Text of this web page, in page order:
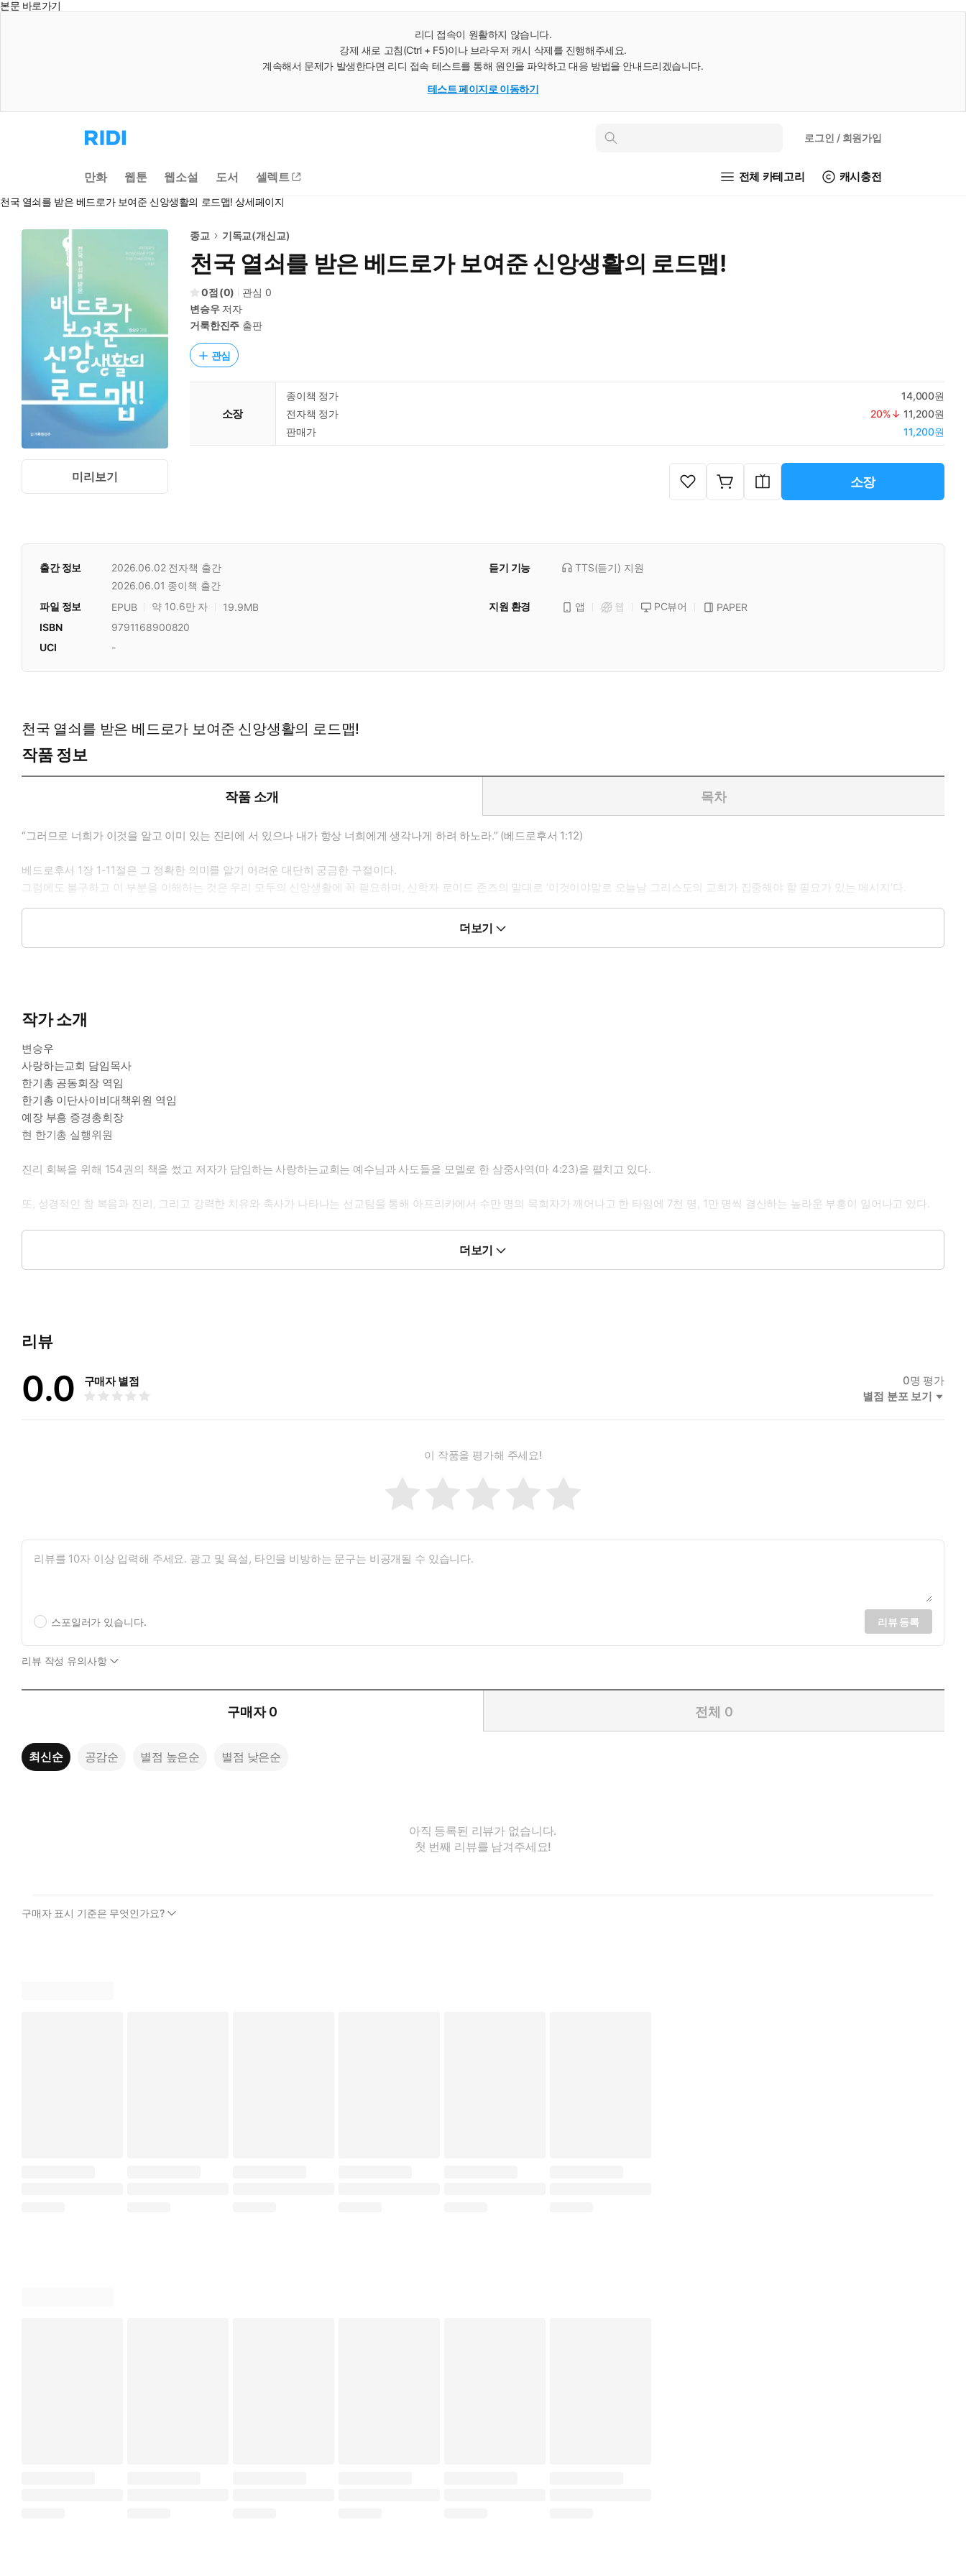
본문 바로가기
리디 접속이 원활하지 않습니다.
강제 새로 고침(Ctrl + F5)이나 브라우저 캐시 삭제를 진행해주세요.
계속해서 문제가 발생한다면 리디 접속 테스트를 통해 원인을 파악하고 대응 방법을 안내드리겠습니다.
테스트 페이지로 이동하기
리
디
으
로
동
인
로그인 / 회원가입
만화 웹툰 웹소설 도서 셀렉트 전체 카테고리 캐시충전
천국 열쇠를 받은 베드로가 보여준 신앙생활의 로드맵! 상세페이지
미리보기
종교 기독교(개신교)
천국 열쇠를 받은 베드로가 보여준 신앙생활의 로드맵!
0 (0) 관심 0
변승우저자
거룩한진주 출판
관심
소장
종이책 정가
14,000원
전자책 정가
20%↓ 11,200원
판매가
11,200원
소장
출간 정보 2026.06.02 전자책 출간
2026.06.01 종이책 출간
듣기 기능 TTS(듣기) 지원
파일 정보 EPUB 약 10.6만 자 19.9MB 지원 환경 앱 웹 PC뷰어
PAPER
ISBN
9791168900820
UCI
-
천국 열쇠를 받은 베드로가 보여준 신앙생활의 로드맵!
작품 정보
작품 소개 목차
“그러므로 너희가 이것을 알고 이미 있는 진리에 서 있으나 내가 항상 너희에게 생각나게 하려 하노라.” (베드로후서 1:12)
베드로후서 1장 1-11절은 그 정확한 의미를 알기 어려운 대단히 궁금한 구절이다.
그럼에도 불구하고 이 부분을 이해하는 것은 우리 모두의 신앙생활에 꼭 필요하며, 신학자 로이드 존즈의 말대로 ‘이것이야말로 오늘날 그리스도의 교회가 집중해야 할 필요가 있는 메시지’다.
우리는 하나님께서 주신 참 믿음으로 시작해야 하지만 그것만으로 다 된 것이 아니며, 그 뒤 영적으로 퇴보하지 않고 사랑의 사람으로 성장해야 한다. 본서는 베드로가 말한 여덟 가지 덕의 정확한 의
미와 그 연결 고리를 밝히 드러냄으로써, 우리를 하나님 나라에 넉넉히 들어갈 수 있는 신앙인이 될 수 있도록 도울 것이다.
더보기
작가 소개
변승우
사랑하는교회 담임목사
한기총 공동회장 역임
한기총 이단사이비대책위원 역임
예장 부흥 증경총회장
현 한기총 실행위원
진리 회복을 위해 154권의 책을 썼고 저자가 담임하는 사랑하는교회는 예수님과 사도들을 모델로 한 삼중사역(마 4:23)을 펼치고 있다.
또, 성경적인 참 복음과 진리, 그리고 강력한 치유와 축사가 나타나는 선교팀을 통해 아프리카에서 수만 명의 목회자가 깨어나고 한 타임에 7천 명, 1만 명씩 결신하는 놀라운 부흥이 일어나고 있다.
사랑하는교회 Youtube 채널 www.youtube.com/@belovedch
사랑하는교회 인터넷 카페 cafe.daum.net/Bigchurch
더보기
리뷰
0.0 구매자 별점 0명 평가
별점 분포 보기
이 작품을 평가해 주세요!
스포일러가 있습니다. 리뷰 등록
리뷰 작성 유의사항
구매자 0 전체 0
최신순 공감순 별점 높은순 별점 낮은순
아직 등록된 리뷰가 없습니다.
첫 번째 리뷰를 남겨주세요!
구매자 표시 기준은 무엇인가요?